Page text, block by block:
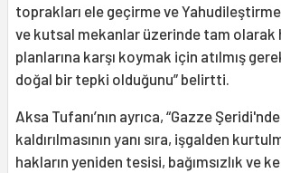
toprakları ele geçirme ve
ve kutsal mekanlar üzerinde tam
planlarına karşı koymak için atılmış
doğal bir tepki olduğunu” belirtti.
Aksa Tufanı’nın ayrıca, “Gazze
kaldırılmasının yanı sıra, işgalden
hakların yeniden tesisi, bağımsızlık ve